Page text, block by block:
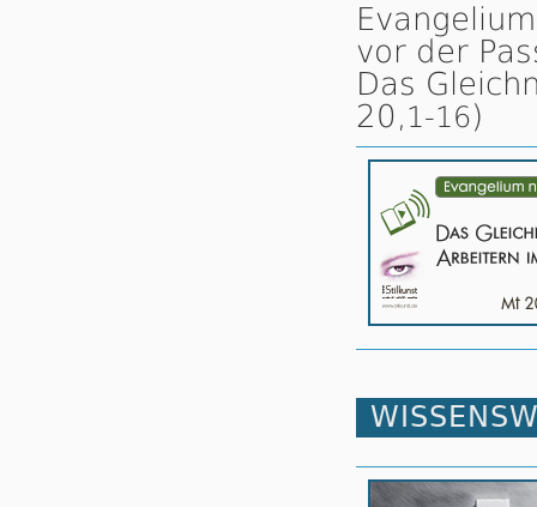
vor der
Das
20,1-16)